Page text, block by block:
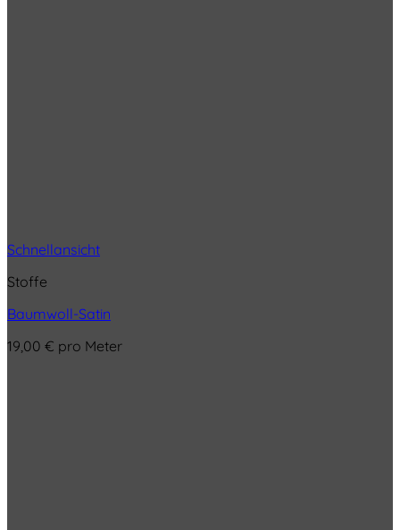
Schnellansicht
Stoffe
Baumwoll-Satin
19,00 € pro Meter